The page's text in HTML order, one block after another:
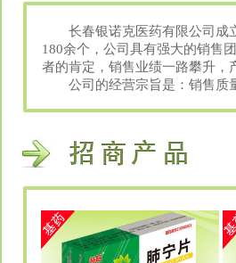
长春银诺克医药有限公司成立
180余个，公司具有强大的销售
者的肯定，销售业绩一路攀升，
公司的经营宗旨是：销售质